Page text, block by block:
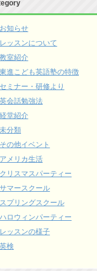
知らせ
ッスンについて
室紹介
進こども英語塾の特徴
ミナー・研修より
会話勉強法
堂紹介
分類
の他イベント
メリカ生活
リスマスパーティー
マースクール
プリングスクール
ロウィンパーティー
ッスンの様子
検